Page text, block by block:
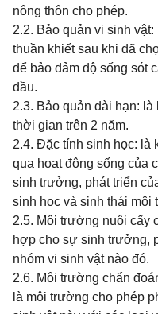
nông thôn cho phép.
2.2. Bảo quản vi sinh
thuần khiết sau khi đã
để bảo đảm độ sống sót
đầu.
2.3. Bảo quản dài hạn:
thời gian trên 2 năm.
2.4. Đặc tính sinh học: là
qua hoạt động sống của
sinh trưởng, phát triển
sinh học và sinh thái môi
2.5. Môi trường nuôi cấy
hợp cho sự sinh trưởng,
nhóm vi sinh vật nào đó.
2.6. Môi trường chẩn
là môi trường cho phép